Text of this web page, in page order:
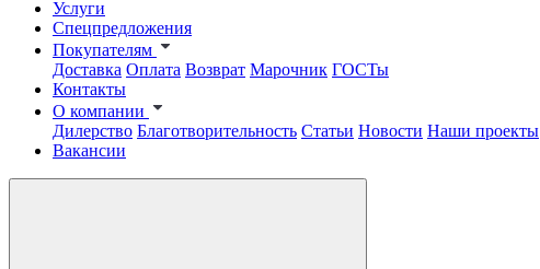
Услуги
Спецпредложения
Покупателям
Доставка Оплата Возврат Марочник ГОСТы
Контакты
О компании
Дилерство Благотворительность Статьи Новости Наши проекты
Вакансии